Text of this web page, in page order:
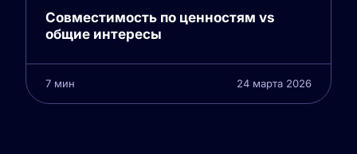
Совместимость по ценностям vs
общие интересы
7 мин 24 марта 2026